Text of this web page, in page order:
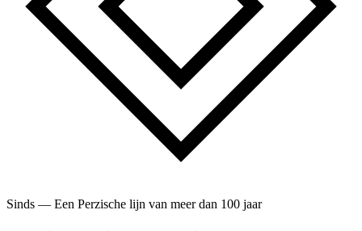
Sinds — Een Perzische lijn van meer dan 100 jaar